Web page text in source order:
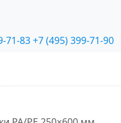
71-83+7 (495) 399-71-90